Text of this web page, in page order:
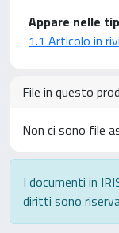
Appare nelle
1.1 Articolo in
File in questo
Non ci sono file
I documenti in
diritti sono